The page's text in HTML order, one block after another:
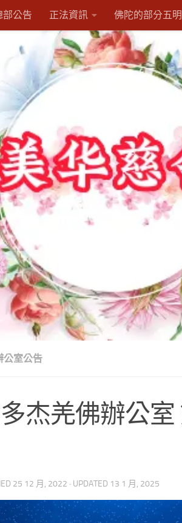
部公告 正法資訊 佛陀的部分五
公室公告
杰羌佛辦公
25 12 月, 2022 · UPDATED 13 1 月, 2025